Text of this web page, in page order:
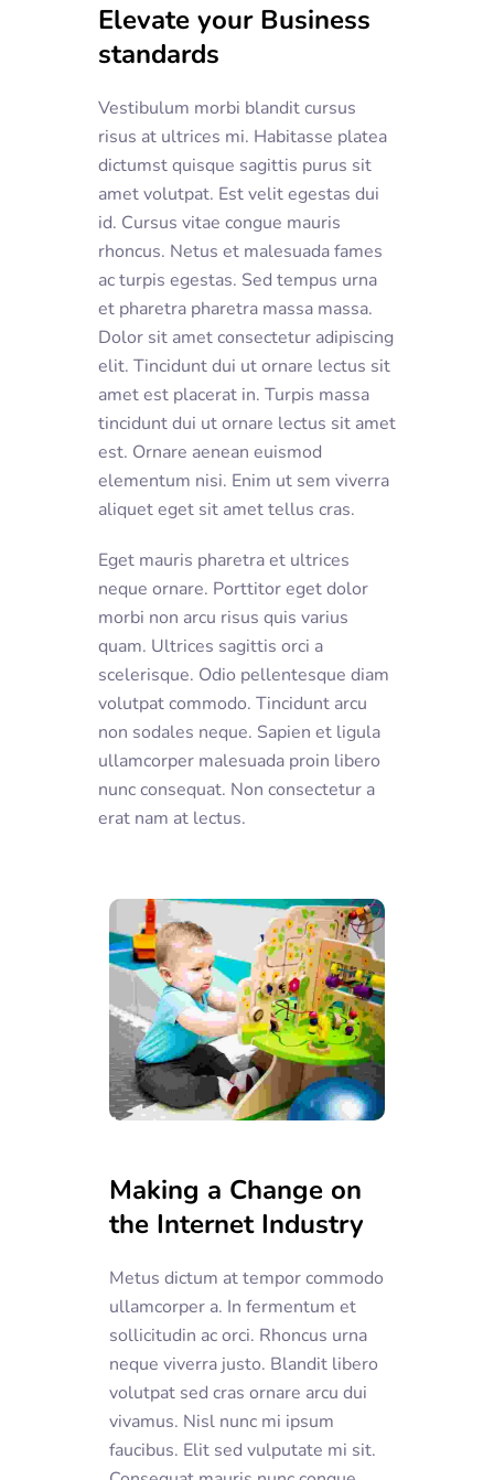
Elevate your Business
standards
Vestibulum morbi blandit cursus
risus at ultrices mi. Habitasse platea
dictumst quisque sagittis purus sit
amet volutpat. Est velit egestas dui
id. Cursus vitae congue mauris
rhoncus. Netus et malesuada fames
ac turpis egestas. Sed tempus urna
et pharetra pharetra massa massa.
Dolor sit amet consectetur adipiscing
elit. Tincidunt dui ut ornare lectus sit
amet est placerat in. Turpis massa
tincidunt dui ut ornare lectus sit amet
est. Ornare aenean euismod
elementum nisi. Enim ut sem viverra
aliquet eget sit amet tellus cras.
Eget mauris pharetra et ultrices
neque ornare. Porttitor eget dolor
morbi non arcu risus quis varius
quam. Ultrices sagittis orci a
scelerisque. Odio pellentesque diam
volutpat commodo. Tincidunt arcu
non sodales neque. Sapien et ligula
ullamcorper malesuada proin libero
nunc consequat. Non consectetur a
erat nam at lectus.
Making a Change on
the Internet Industry
Metus dictum at tempor commodo
ullamcorper a. In fermentum et
sollicitudin ac orci. Rhoncus urna
neque viverra justo. Blandit libero
volutpat sed cras ornare arcu dui
vivamus. Nisl nunc mi ipsum
faucibus. Elit sed vulputate mi sit.